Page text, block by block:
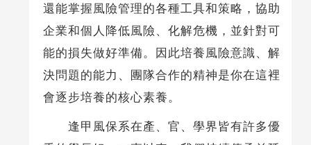
還能掌握風險管理的各種工具和策略，協助
企業和個人降低風險、化解危機，並針對可
能的損失做好準備。因此培養風險意識、解
決問題的能力、團隊合作的精神是你在這裡
會逐步培養的核心素養。
逢甲風保系在產、官、學界皆有許多優